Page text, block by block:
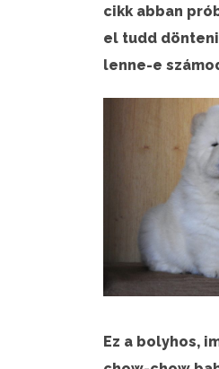
cikk abban
el tudd
lenne-e
Ez a bolyhos,